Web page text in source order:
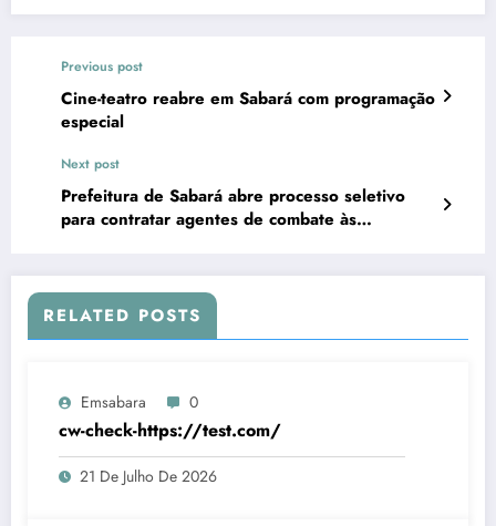
Previous post
Cine-teatro reabre em Sabará com programação
especial
Next post
Prefeitura de Sabará abre processo seletivo
para contratar agentes de combate às
RELATED POSTS
Emsabara 0
cw-check-https://test.com/
21 De Julho De 2026